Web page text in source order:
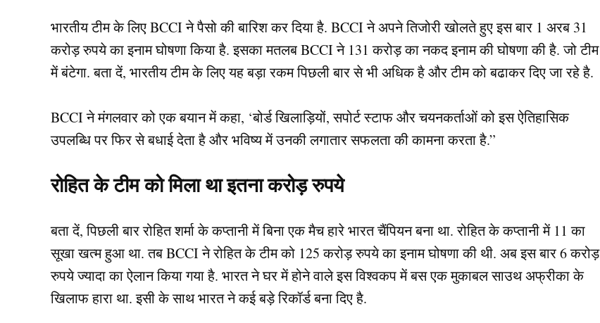
भारतीय टीम के लिए BCCI ने पैसो की बारिश कर दिया है. BCCI ने अपने तिजोरी खोलते हुए इस बार 1 अरब 31
करोड़ रुपये का इनाम घोषणा किया है. इसका मतलब BCCI ने 131 करोड़ का नकद इनाम की घोषणा की है. जो टीम
में बंटेगा. बता दें, भारतीय टीम के लिए यह बड़ा रकम पिछली बार से भी अधिक है और टीम को बढाकर दिए जा रहे है.
BCCI ने मंगलवार को एक बयान में कहा, ‘बोर्ड खिलाड़ियों, सपोर्ट स्टाफ और चयनकर्ताओं को इस ऐतिहासिक
उपलब्धि पर फिर से बधाई देता है और भविष्य में उनकी लगातार सफलता की कामना करता है.”
रोहित के टीम को मिला था इतना करोड़ रुपये
बता दें, पिछली बार रोहित शर्मा के कप्तानी में बिना एक मैच हारे भारत चैंपियन बना था. रोहित के कप्तानी में 11 का
सूखा खत्म हुआ था. तब BCCI ने रोहित के टीम को 125 करोड़ रुपये का इनाम घोषणा की थी. अब इस बार 6 करोड़
रुपये ज्यादा का ऐलान किया गया है. भारत ने घर में होने वाले इस विश्वकप में बस एक मुकाबल साउथ अफ्रीका के
खिलाफ हारा था. इसी के साथ भारत ने कई बड़े रिकॉर्ड बना दिए है.